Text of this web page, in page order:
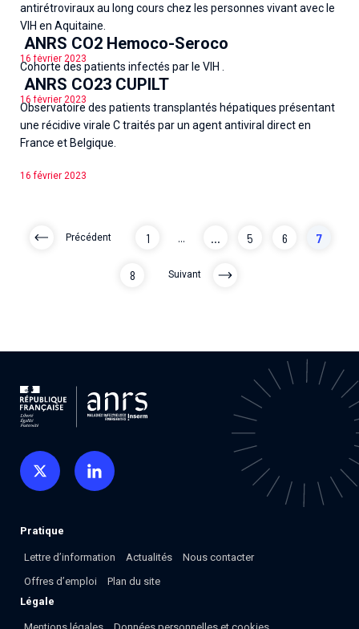
antirétroviraux au long cours chez les personnes vivant avec le
VIH en Aquitaine.
16 février 2023
ANRS CO2 Hemoco-Seroco
Cohorte des patients infectés par le VIH .
16 février 2023
ANRS CO23 CUPILT
Observatoire des patients transplantés hépatiques présentant
une récidive virale C traités par un agent antiviral direct en
France et Belgique.
16 février 2023
Précédent 1 ... ... 5 6 7
8 Suivant
Pratique
Lettre d’information Actualités
Nous contacter
Offres d’emploi
Plan du site
Légale